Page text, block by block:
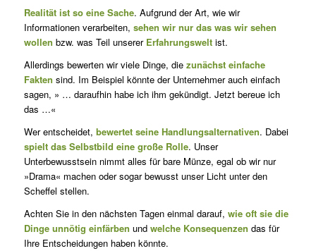
Realität ist so eine Sache. Aufgrund der Art, wie wir
Informationen verar­beiten, sehen wir nur das was wir sehen
wollen bzw. was Teil unserer Erfahrungsweltist.
Allerdings bewerten wir viele Dinge, die zunächst einfache
Fakten sind. Im Beispiel könnte der Unternehmer auch einfach
sagen, » … daraufhin habe ich ihm gekündigt. Jetzt be­reue ich
das …«
Wer entscheidet, bewertet seine Handlungsalternativen. Dabei
spielt das Selbstbild eine große Rolle. Unser
Unterbewusstsein nimmt alles für bare Münze, egal ob wir nur
»Drama« machen oder sogar bewusst unser Licht unter den
Scheffel stellen.
Achten Sie in den nächsten Tagen einmal darauf, wie oft sie die
Dinge unnötig einfärben und welche Konsequenzen das für
Ihre Entschei­dungen haben könnte.